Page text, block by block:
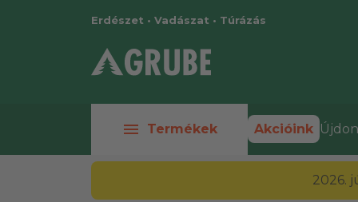
Erdészet • Vadászat • Túrázás
menu Termékek Akcióink
2026.